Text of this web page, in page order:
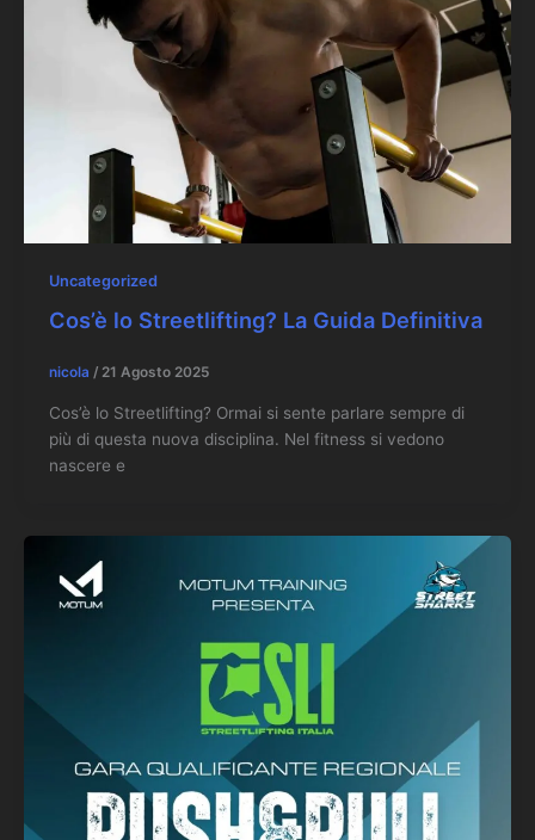
Uncategorized
Cos’è lo Streetlifting? La Guida Definitiva
nicola / 21 Agosto 2025
Cos’è lo Streetlifting? Ormai si sente parlare sempre di
più di questa nuova disciplina. Nel fitness si vedono
nascere e